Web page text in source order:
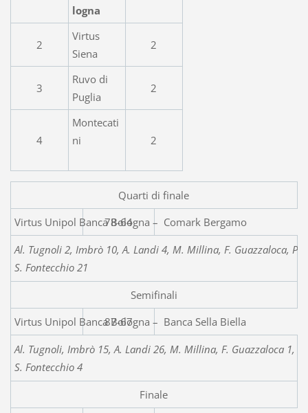
logna
2
Virtus
Siena
2
3
Ruvo di
Puglia
2
4
Montecati
ni
2
Quarti di finale
Virtus Unipol Banca Bologna
78-64
Al. Tugnoli 2, Imbrò 10, A. Landi 4, M. Millina, F. Guazzaloca,
S. Fontecchio 21
Semifinali
Virtus Unipol Banca Bologna – Banca Sella Biella
87-67
Al. Tugnoli, Imbrò 15, A. Landi 26, M. Millina, F. Guazzaloca 1,
S. Fontecchio 4
Finale